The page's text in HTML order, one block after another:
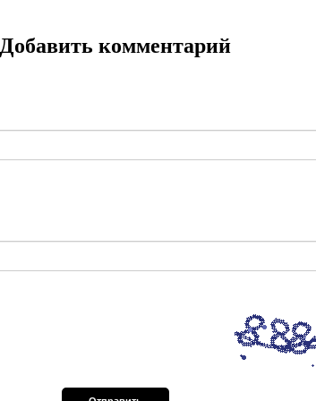
Добавить комментарий